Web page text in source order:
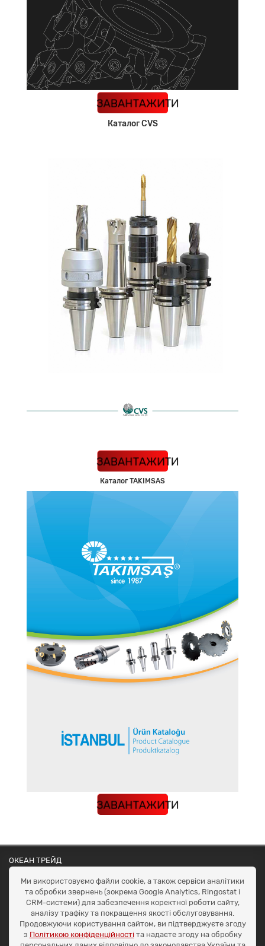
ЗАВАНТАЖИТИ
КАТАЛОГ
Каталог CVS
ЗАВАНТАЖИТИ
КАТАЛОГ
Каталог TAKIMSAS
ЗАВАНТАЖИТИ
КАТАЛОГ
ОКЕАН ТРЕЙД
Доставка та оплата
Наші контакти
Умови повернення
+38 (099) 452-20-02
+38 (098) 492-20-02
office@ocean.biz.ua
Ми використовуємо файли cookie, а також сервіси аналітики
та обробки звернень (зокрема Google Analytics, Ringostat і
CRM-системи) для забезпечення коректної роботи сайту,
аналізу трафіку та покращення якості обслуговування.
Продовжуючи користування сайтом, ви підтверджуєте згоду
з Політикою конфіденційностіта надаєте згоду на обробку